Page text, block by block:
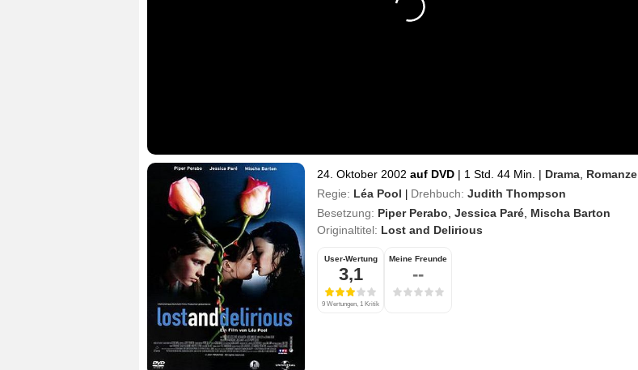
24. Oktober 2002 auf DVD | 1 Std. 44 Min. | Drama Romanze
Regie: Léa Pool | Drehbuch: Judith Thompson
Besetzung: Piper Perabo Jessica Paré Mischa Barton
Originaltitel: Lost and Delirious
User-Wertung
3,1
9 Wertungen, 1 Kritik
Meine Freunde
--